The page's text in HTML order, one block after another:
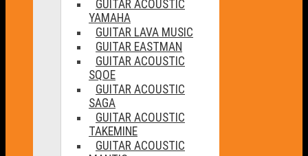
GUITAR ACOUSTIC
YAMAHA
GUITAR LAVA MUSIC
GUITAR EASTMAN
GUITAR ACOUSTIC
SQOE
GUITAR ACOUSTIC
SAGA
GUITAR ACOUSTIC
TAKEMINE
GUITAR ACOUSTIC